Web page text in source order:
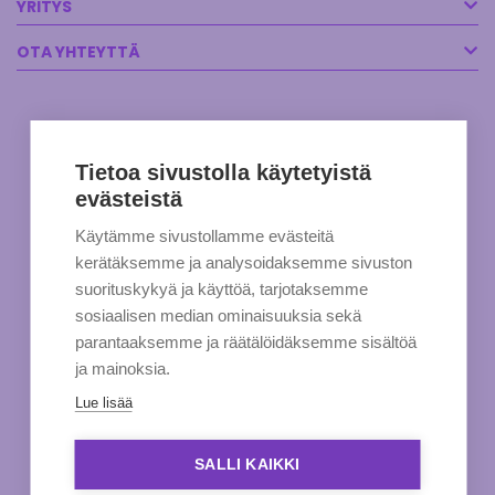
YRITYS
OTA YHTEYTTÄ
Tietoa sivustolla käytetyistä
evästeistä
Käytämme sivustollamme evästeitä
kerätäksemme ja analysoidaksemme sivuston
suorituskykyä ja käyttöä, tarjotaksemme
sosiaalisen median ominaisuuksia sekä
parantaaksemme ja räätälöidäksemme sisältöä
ja mainoksia.
Lue lisää
SALLI KAIKKI